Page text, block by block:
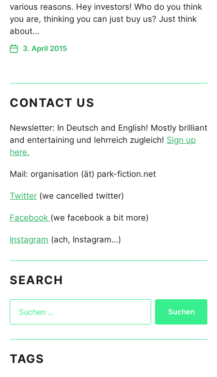
various reasons. Hey investors! Who do you think
you are, thinking you can just buy us? Just think
about…
3. April 2015
CONTACT US
Newsletter: In Deutsch and English! Mostly brilliant
and entertaining und lehrreich zugleich! Sign up
here.
Mail: organisation (ät) park-fiction.net
Twitter (we cancelled twitter)
Facebook (we facebook a bit more)
Instagram (ach, Instagram…)
SEARCH
TAGS